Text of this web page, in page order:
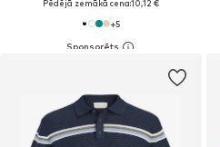
Pēdējā zemākā cena:10,12 €
+5